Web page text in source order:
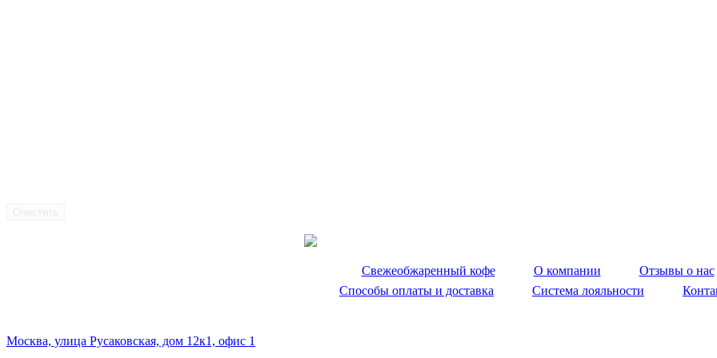
Свежеобжаренный кофе О компании
Отзывы о нас
Способы оплаты и доставка
Система лояльности
Москва, улица Русаковская, дом 12к1, офис 1